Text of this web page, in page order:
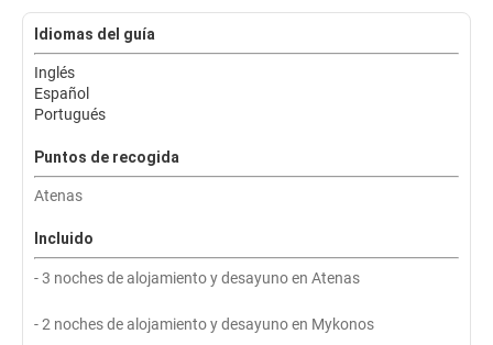
Idiomas del guía
Inglés
Español
Portugués
Puntos de recogida
Atenas
Incluido
- 3 noches de alojamiento y desayuno en Atenas
- 2 noches de alojamiento y desayuno en Mykonos